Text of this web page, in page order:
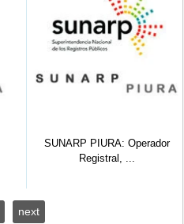
SUNARP PIURA: Operador
Registral, ...
next